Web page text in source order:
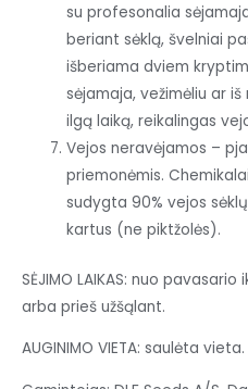
su profesonalia
beriant sėklą, švelniai
išberiama dviem
sėjamaja, vežimėliu ar
ilgą laiką, reikalingas
Vejos neravėjamos –
priemonėmis.
sudygta 90% vejos
kartus (ne piktžolės).
SĖJIMO LAIKAS: nuo
arba prieš užšąlant.
AUGINIMO VIETA: saulėta vieta.